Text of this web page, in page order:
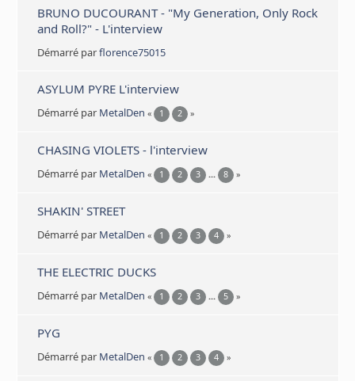
BRUNO DUCOURANT - "My Generation, Only Rock
and Roll?" - L'interview
Démarré parflorence75015
ASYLUM PYRE L'interview
Démarré par MetalDen « 1 2 »
CHASING VIOLETS - l'interview
Démarré par MetalDen « 1 2 3 ... 8 »
SHAKIN' STREET
Démarré par MetalDen « 1 2 3 4 »
THE ELECTRIC DUCKS
Démarré par MetalDen « 1 2 3 ... 5 »
PYG
Démarré par MetalDen « 1 2 3 4 »